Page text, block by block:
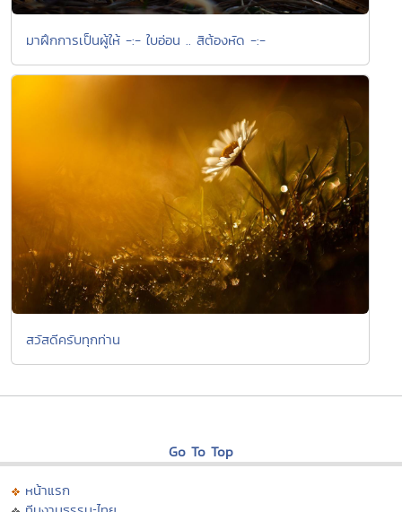
มาฝึกการเป็นผู้ให้ -:- ใบอ่อน .. สิต้องหัด -:-
สวัสดีครับทุกท่าน
Go To Top
หน้าแรก